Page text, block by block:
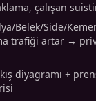
çalışan
Belek/Side/
trafiği artar →
diyagramı +